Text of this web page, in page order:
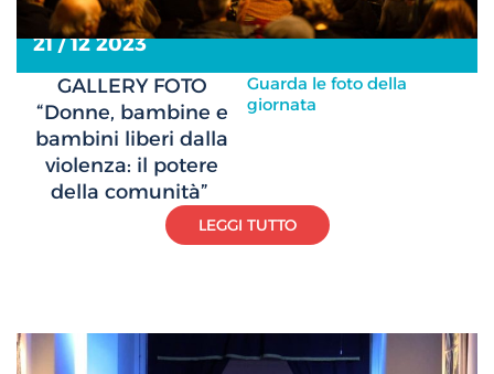
GALLERY FOTO
“Donne, bambine e
bambini liberi dalla
violenza: il potere
della comunità”
Guarda le foto della
giornata
21 / 12 2023
LEGGI TUTTO